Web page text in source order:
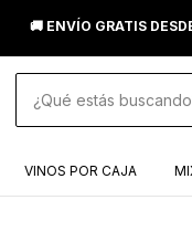
🚚 ENVÍO GRATIS
VINOS POR CAJA